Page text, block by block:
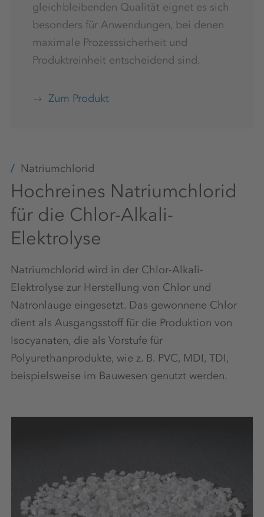
gleichbleibenden Qualität eignet es sich
besonders für Anwendungen, bei denen
maximale Prozesssicherheit und
Produktreinheit entscheidend sind.
Zum Produkt
Natriumchlorid
Hochreines Natriumchlorid
für die Chlor-Alkali-
Elektrolyse
Natriumchlorid wird in der Chlor-Alkali-
Elektrolyse zur Herstellung von Chlor und
Natronlauge eingesetzt. Das gewonnene Chlor
dient als Ausgangsstoff für die Produktion von
Isocyanaten, die als Vorstufe für
Polyurethanprodukte, wie z. B. PVC, MDI, TDI,
beispielsweise im Bauwesen genutzt werden.